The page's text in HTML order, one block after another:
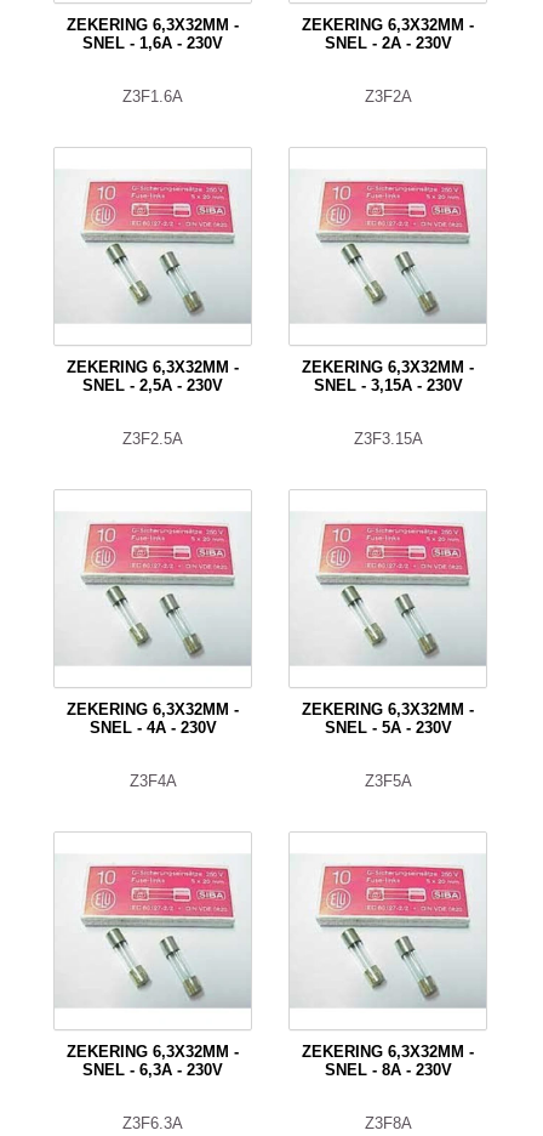
ZEKERING 6,3X32MM -
SNEL - 1,6A - 230V
Z3F1.6A
ZEKERING 6,3X32MM -
SNEL - 2A - 230V
Z3F2A
ZEKERING 6,3X32MM -
SNEL - 2,5A - 230V
Z3F2.5A
ZEKERING 6,3X32MM -
SNEL - 3,15A - 230V
Z3F3.15A
ZEKERING 6,3X32MM -
SNEL - 4A - 230V
Z3F4A
ZEKERING 6,3X32MM -
SNEL - 5A - 230V
Z3F5A
ZEKERING 6,3X32MM -
SNEL - 6,3A - 230V
Z3F6.3A
ZEKERING 6,3X32MM -
SNEL - 8A - 230V
Z3F8A